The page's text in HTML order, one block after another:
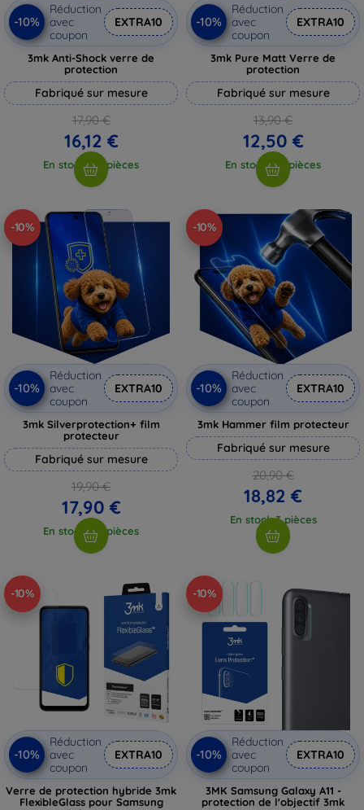
-10%
Réduction
avec
coupon
EXTRA10
3mk Anti-Shock verre de
protection
Fabriqué sur mesure
17,90 €
16,12 €
En stock > 5 pièces
-10%
Réduction
avec
coupon
EXTRA10
3mk Pure Matt Verre de
protection
Fabriqué sur mesure
13,90 €
12,50 €
En stock > 5 pièces
-10%
-10%
Réduction
avec
coupon
EXTRA10
3mk Silverprotection+ film
protecteur
Fabriqué sur mesure
19,90 €
17,90 €
En stock > 5 pièces
-10%
-10%
Réduction
avec
coupon
EXTRA10
3mk Hammer film protecteur
Fabriqué sur mesure
20,90 €
18,82 €
En stock 3 pièces
-10%
-10%
Réduction
avec
coupon
EXTRA10
Verre de protection hybride 3mk
FlexibleGlass pour Samsung
-10%
-10%
Réduction
avec
coupon
EXTRA10
3MK Samsung Galaxy A11 -
protection de l'objectif 3mk